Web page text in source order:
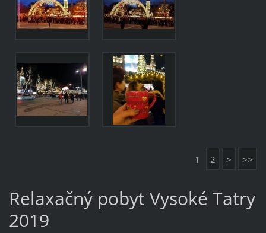
1 2 > >>
Relaxačný pobyt Vysoké Tatry
2019